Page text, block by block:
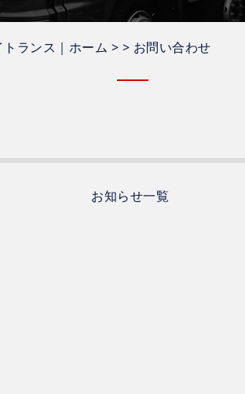
ランス｜ホーム > > お問い合わせ
お知らせ一覧